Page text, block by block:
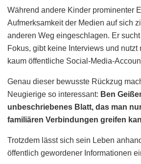
Während andere Kinder prominenter
Aufmerksamkeit der Medien auf sich
anderen Weg eingeschlagen. Er
Fokus, gibt keine Interviews und nutzt
kaum öffentliche Social-Media-
Genau dieser bewusste Rückzug
Neugierige so interessant: Ben
unbeschriebenes Blatt, das man
familiären Verbindungen greifen
Trotzdem lässt sich sein Leben
öffentlich gewordener Informationen